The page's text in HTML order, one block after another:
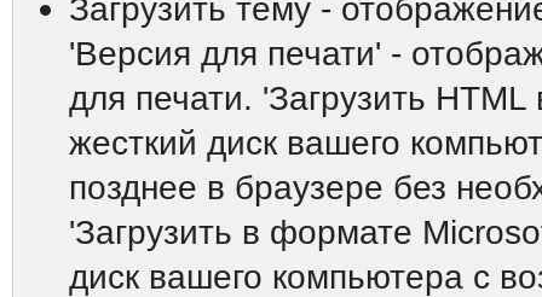
Загрузить тему -
'Версия для печати' -
для печати. 'Загрузить
жесткий диск вашего
позднее в браузере без
'Загрузить в формате
диск вашего компьютера с